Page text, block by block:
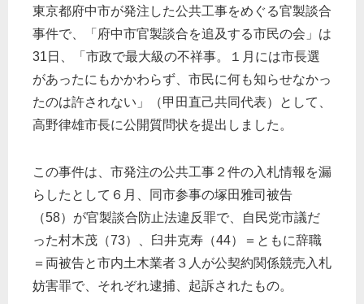
東京都府中市が発注した公共工事をめぐる官製談合
事件で、「府中市官製談合を追及する市民の会」は
31日、「市政で最大級の不祥事。１月には市長選
があったにもかかわらず、市民に何も知らせなかっ
たのは許されない」（甲田直己共同代表）として、
高野律雄市長に公開質問状を提出しました。
この事件は、市発注の公共工事２件の入札情報を漏
らしたとして６月、同市参事の塚田雅司被告
（58）が官製談合防止法違反罪で、自民党市議だ
った村木茂（73）、臼井克寿（44）＝ともに辞職
＝両被告と市内土木業者３人が公契約関係競売入札
妨害罪で、それぞれ逮捕、起訴されたもの。